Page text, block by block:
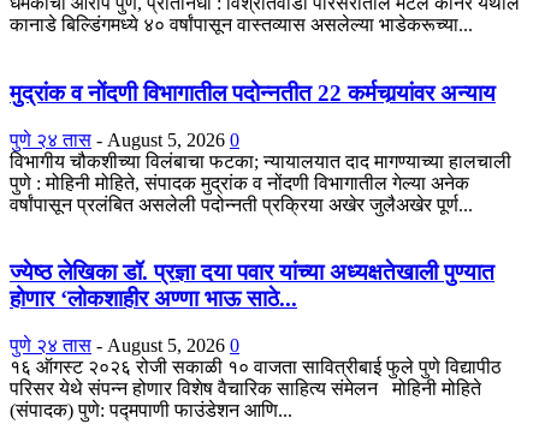
कानाडे बिल्डिंगमध्ये ४० वर्षांपासून वास्तव्यास असलेल्या भाडेकरूच्या...
मुद्रांक व नोंदणी विभागातील पदोन्नतीत 22 कर्मचार्‍यांवर अन्याय
पुणे २४ तास - August 5, 2026 0
विभागीय चौकशीच्या विलंबाचा फटका; न्यायालयात दाद मागण्याच्या हालचाली
पुणे : मोहिनी मोहिते, संपादक मुद्रांक व नोंदणी विभागातील गेल्या अनेक
वर्षांपासून प्रलंबित असलेली पदोन्नती प्रक्रिया अखेर जुलैअखेर पूर्ण...
ज्येष्ठ लेखिका डॉ. प्रज्ञा दया पवार यांच्या अध्यक्षतेखाली पुण्यात
होणार ‘लोकशाहीर अण्णा भाऊ साठे...
पुणे २४ तास - August 5, 2026 0
१६ ऑगस्ट २०२६ रोजी सकाळी १० वाजता सावित्रीबाई फुले पुणे विद्यापीठ
परिसर येथे संपन्न होणार विशेष वैचारिक साहित्य संमेलन मोहिनी मोहिते
(संपादक) पुणे: पद्मपाणी फाउंडेशन आणि...